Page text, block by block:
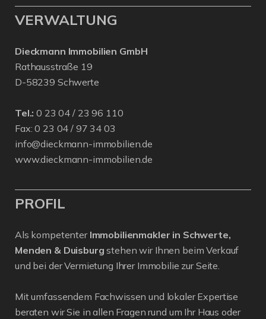
VERWALTUNG
Dieckmann Immobilien GmbH
Rathausstraße 19
D-58239 Schwerte
Tel.: 0 23 04 / 23 96 110
Fax: 0 23 04 / 97 34 03
info@dieckmann-immobilien.de
www.dieckmann-immobilien.de
PROFIL
Als kompetenter Immobilienmakler in Schwerte,
Menden & Duisburg stehen wir Ihnen beim Verkauf
und bei der Vermietung Ihrer Immobilie zur Seite.
Mit umfassendem Fachwissen und lokaler Expertise
beraten wir Sie in allen Fragen rund um Ihr Haus oder